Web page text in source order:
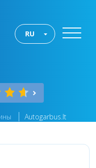
RU
Autogarbus.lt